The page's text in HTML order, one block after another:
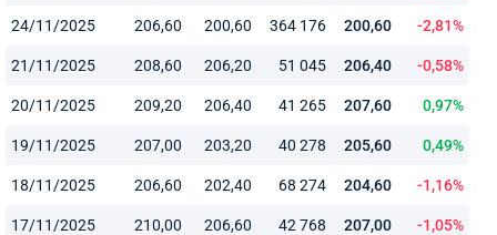
24/11/2025 206,60 200,60 364 176 200,60 -2,81%
21/11/2025 208,60 206,20 51 045 206,40 -0,58%
20/11/2025 209,20 206,40 41 265 207,60 0,97%
19/11/2025 207,00 203,20 40 278 205,60 0,49%
18/11/2025 206,60 202,40 68 274 204,60 -1,16%
17/11/2025 210,00 206,60 42 768 207,00 -1,05%